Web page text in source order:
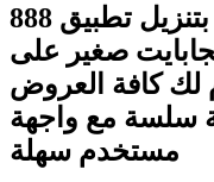
قم بتنزيل تطبيق 888starz: تجربة كازينو
صغير على
لك كافة العروض
سلسة مع واجهة
مستخدم سهلة